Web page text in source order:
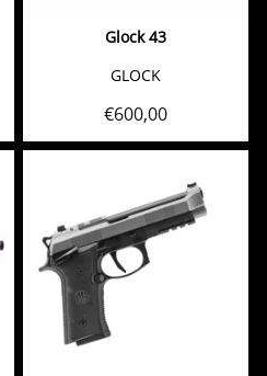
Glock 43
GLOCK
€600,00